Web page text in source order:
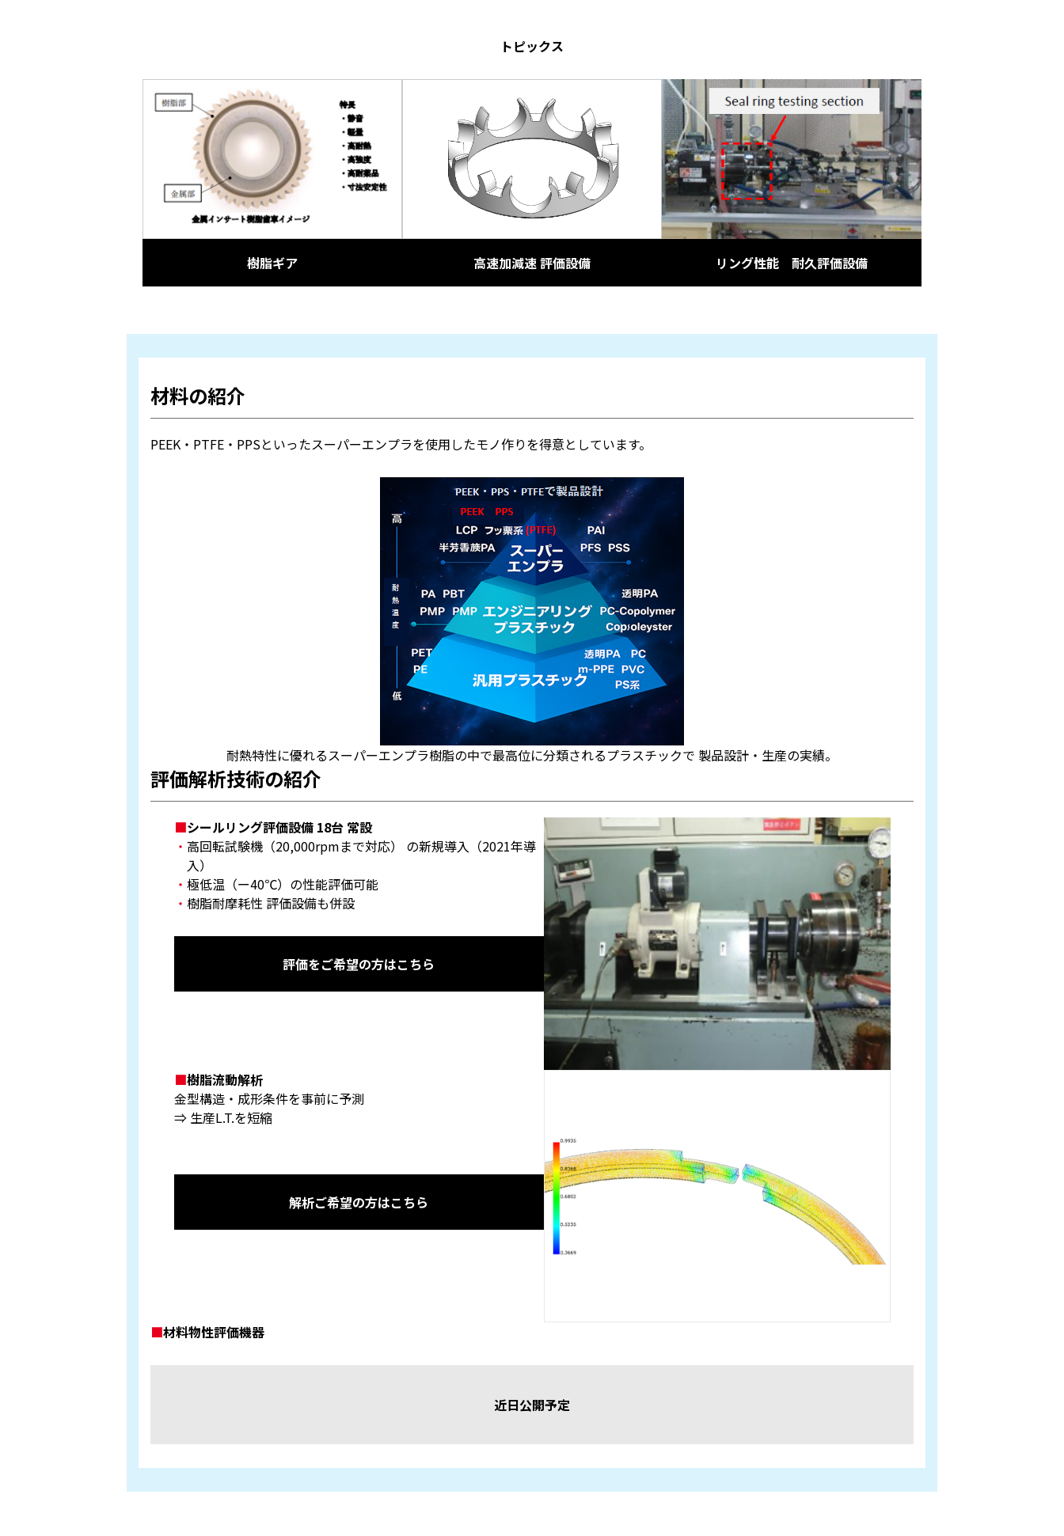
トピックス
樹脂ギア 高速加減速 評価設備 リング性能 耐久評価設備
材料の紹介
PEEK・PTFE・PPSといったスーパーエンプラを使用したモノ作りを得意としています。
耐熱特性に優れるスーパーエンプラ樹脂の中で最高位に分類されるプラスチックで 製品設計・生産の実績。
評価解析技術の紹介
■シールリング評価設備 18台 常設
・ 高回転試験機（20,000rpmまで対応） の新規導入（2021年導
入）
・ 極低温（ー40℃）の性能評価可能
・ 樹脂耐摩耗性 評価設備も併設
評価をご希望の方はこちら
■樹脂流動解析
金型構造・成形条件を事前に予測
⇒ 生産L.T.を短縮
解析ご希望の方はこちら
■材料物性評価機器
近日公開予定